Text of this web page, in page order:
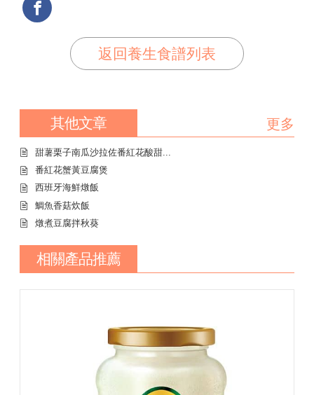
返回養生食譜列表
其他文章 更多
甜薯栗子南瓜沙拉佐番紅花酸甜...
番紅花蟹黃豆腐煲
西班牙海鮮燉飯
鯛魚香菇炊飯
燉煮豆腐拌秋葵
相關產品推薦